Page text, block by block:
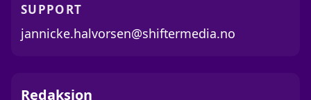
SUPPORT
jannicke.halvorsen@shiftermedia.no
Redaksjon